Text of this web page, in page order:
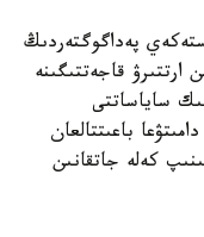
پەداگوگتەردىڭ
قاجەتتىگىنە
ساياساتتى
باعىتتالعان
كەلە جاتقانىن